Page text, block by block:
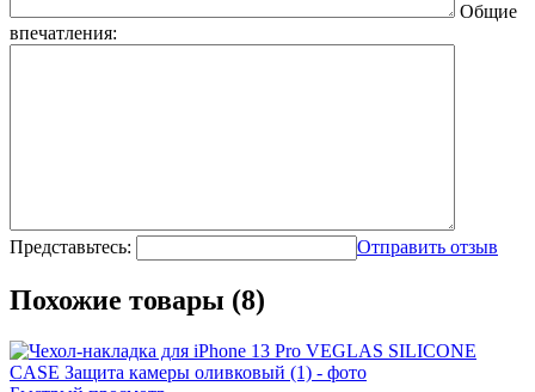
Общие
впечатления:
Представьтесь: Отправить отзыв
Похожие товары (8)